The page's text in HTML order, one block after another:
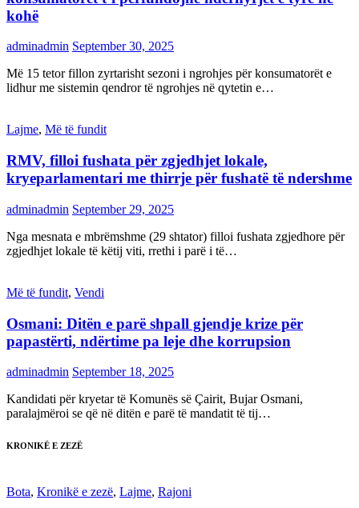
kohë
adminadmin September 30, 2025
Më 15 tetor fillon zyrtarisht sezoni i ngrohjes për konsumatorët e
lidhur me sistemin qendror të ngrohjes në qytetin e…
Lajme, Më të fundit
RMV, filloi fushata për zgjedhjet lokale,
kryeparlamentari me thirrje për fushatë të ndershme
adminadmin September 29, 2025
Nga mesnata e mbrëmshme (29 shtator) filloi fushata zgjedhore për
zgjedhjet lokale të këtij viti, rrethi i parë i të…
Më të fundit, Vendi
Osmani: Ditën e parë shpall gjendje krize për
papastërti, ndërtime pa leje dhe korrupsion
adminadmin September 18, 2025
Kandidati për kryetar të Komunës së Çairit, Bujar Osmani,
paralajmëroi se që në ditën e parë të mandatit të tij…
KRONIKË E ZEZË
Bota, Kronikë e zezë, Lajme, Rajoni